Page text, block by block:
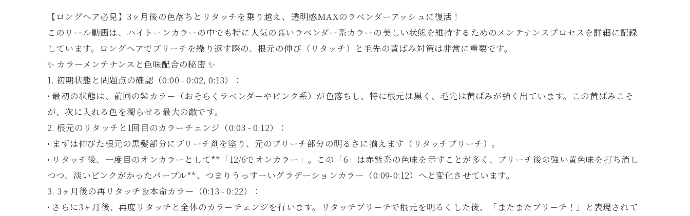
【ロングヘア必見】3ヶ月後の色落ちとリタッチを乗り越え、透明感MAXのラベンダーアッシュに復活！
このリール動画は、ハイトーンカラーの中でも特に人気の高いラベンダー系カラーの美しい状態を維持するためのメンテナンスプロセスを詳細に記録
しています。ロングヘアでブリーチを繰り返す際の、根元の伸び（リタッチ）と毛先の黄ばみ対策は非常に重要です。
✨ カラーメンテナンスと色味配合の秘密 ✨
1. 初期状態と問題点の確認（0:00 - 0:02, 0:13）：
• 最初の状態は、前回の紫カラー（おそらくラベンダーやピンク系）が色落ちし、特に根元は黒く、毛先は黄ばみが強く出ています。この黄ばみこそ
が、次に入れる色を濁らせる最大の敵です。
2. 根元のリタッチと1回目のカラーチェンジ（0:03 - 0:12）：
• まずは伸びた根元の黒髪部分にブリーチ剤を塗り、元のブリーチ部分の明るさに揃えます（リタッチブリーチ）。
• リタッチ後、一度目のオンカラーとして**「12/6でオンカラー」。この「6」は赤紫系の色味を示すことが多く、ブリーチ後の強い黄色味を打ち消し
つつ、淡いピンクがかったパープル**、つまりうっすーいグラデーションカラー（0:09-0:12）へと変化させています。
3. 3ヶ月後の再リタッチ＆本命カラー（0:13 - 0:22）：
• さらに3ヶ月後、再度リタッチと全体のカラーチェンジを行います。リタッチブリーチで根元を明るくした後、「またまたブリーチ！」と表現されて